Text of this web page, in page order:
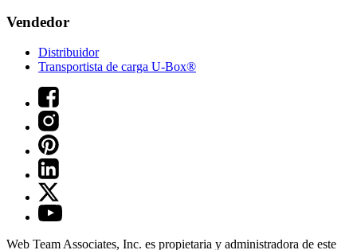
Vendedor
Distribuidor
Transportista de carga U-Box®
Web Team Associates, Inc. es propietaria y administradora de este